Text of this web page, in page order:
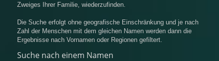
Zweiges Ihrer Familie, wiederzufinden.
Die Suche erfolgt ohne geografische Einschränkung und je nach
Zahl der Menschen mit dem gleichen Namen werden dann die
Ergebnisse nach Vornamen oder Regionen gefiltert.
Suche nach einem Namen